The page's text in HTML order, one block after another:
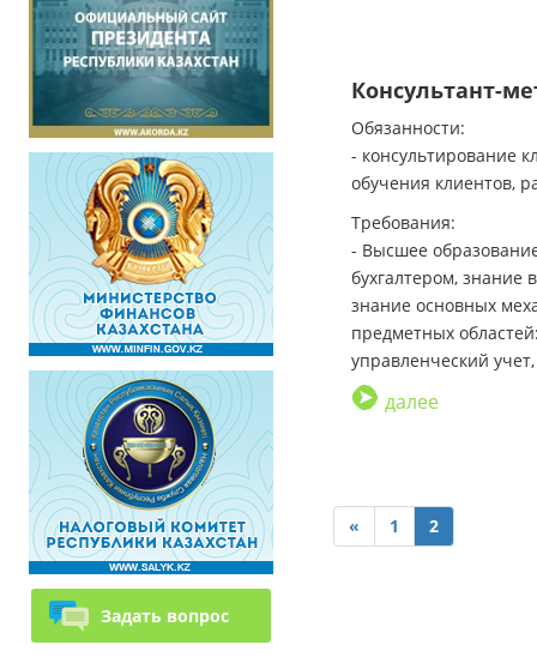
Задать вопрос
Консультант-
Обязанности:
консультирование
обучения клиентов,
Требования:
Высшее
бухгалтером, знание
знание основных
предметных
управленческий
далее
« 1 2